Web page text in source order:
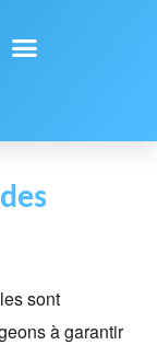
sont
à garantir